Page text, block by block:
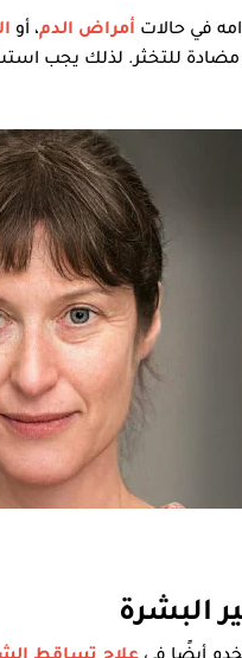
في حالات أمراض الدم، أو
مضادة للتخثر. لذلك يجب
البشرة